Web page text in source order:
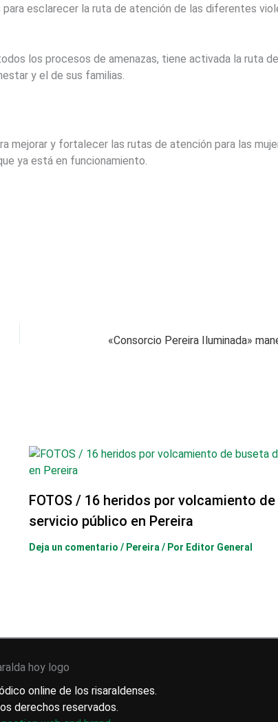
esclarecer la ruta de atención de las diferentes
los procesos de amenazas, tiene activada la ruta
y el de sus familias.
mejorar y fortalecer las rutas de atención para las
ya está en funcionamiento.
FOTOS / 16 heridos por volcamiento
servicio público en Pereira
Deja un comentario / Pereira / Por Editor General
online de los risaraldenses.
derechos reservados.